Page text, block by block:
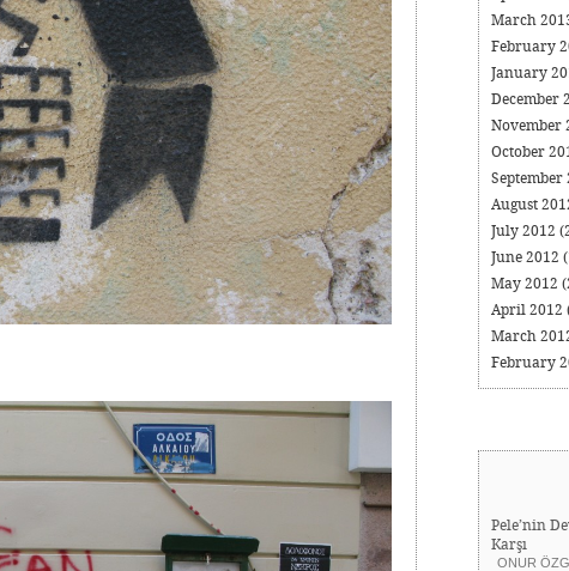
March
February
January
December
November
October
September
August
July 2012
June 2012
May 2012
April 2012
March
February
Pele’nin
Karşı
ONUR